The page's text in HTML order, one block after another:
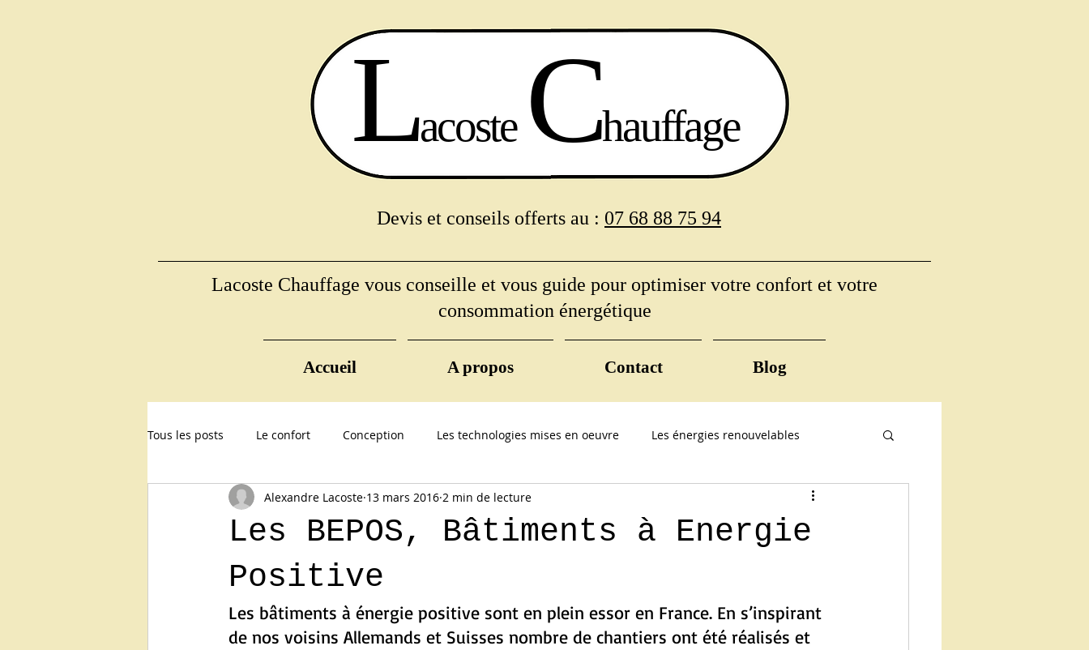
Lacoste Chauffage
Lacoste Chauffage vous conseille et vous guide pour optimiser votre confort et votre
consommation énergétique
Accueil A propos Contact Blog
Devis et conseils offerts au : 07 68 88 75 94
Tous les posts Le confort Conception Les technologies mises en oeuvre Les énergies renouvelables
L'avenir avec les BEPOS
Les BEPOS, Bâtiments à Energie
Positive
Alexandre Lacoste 13 mars 2016 2 min de lecture
Les bâtiments à énergie positive sont en plein essor en France. En s’inspirant
de nos voisins Allemands et Suisses nombre de chantiers ont été réalisés et